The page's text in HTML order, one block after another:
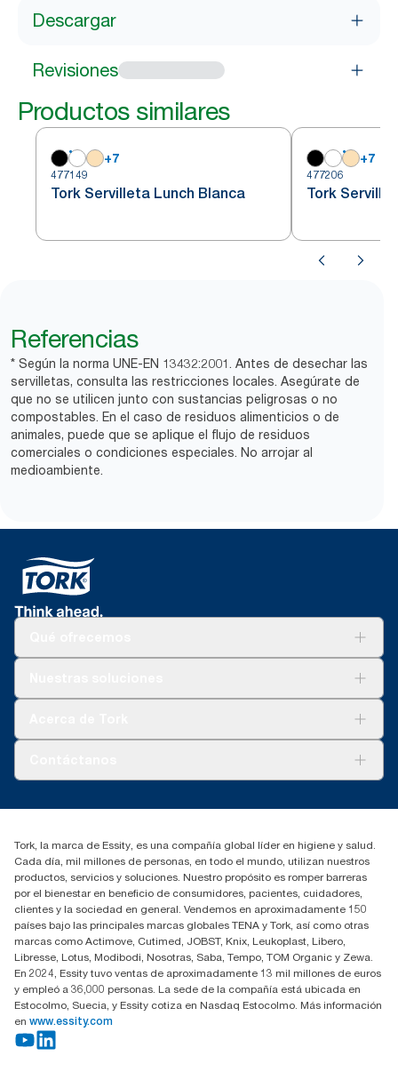
Descargar
Revisiones
Productos similares
+7
477149
Tork Servilleta Lunch Blanca
+7
477206
Tork
Referencias
* Según la norma UNE-EN 13432:2001. Antes de desechar las
servilletas, consulta las restricciones locales. Asegúrate de
que no se utilicen junto con sustancias peligrosas o no
compostables. En el caso de residuos alimenticios o de
animales, puede que se aplique el flujo de residuos
comerciales o condiciones especiales. No arrojar al
medioambiente.
91 657 84 00
Tork, la marca de Essity, es una compañía global líder en higiene y salud.
Cada día, mil millones de personas, en todo el mundo, utilizan nuestros
productos, servicios y soluciones. Nuestro propósito es romper barreras
por el bienestar en beneficio de consumidores, pacientes, cuidadores,
clientes y la sociedad en general. Vendemos en aproximadamente 150
países bajo las principales marcas globales TENA y Tork, así como otras
marcas como Actimove, Cutimed, JOBST, Knix, Leukoplast, Libero,
Libresse, Lotus, Modibodi, Nosotras, Saba, Tempo, TOM Organic y Zewa.
En 2024, Essity tuvo ventas de aproximadamente 13 mil millones de euros
y empleó a 36,000 personas. La sede de la compañía está ubicada en
Estocolmo, Suecia, y Essity cotiza en Nasdaq Estocolmo. Más información
en www.essity.com